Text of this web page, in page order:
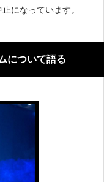
になっています。
について語る